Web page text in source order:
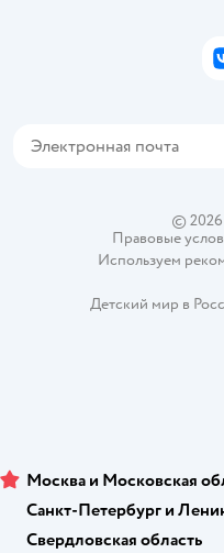
Политика
Проверка
©
Правовые
Используем
Детский мир в
Москва и Московская
Санкт-Петербург и
Свердловская область